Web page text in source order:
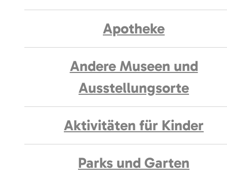
Apotheke
Andere Museen und
Ausstellungsorte
Aktivitäten für Kinder
Parks und Garten